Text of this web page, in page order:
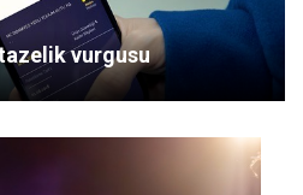
vurgusu